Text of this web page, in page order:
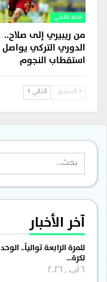
قدم عالمي
من ريبيري إلى صلاح..
الدوري التركي يواصل
استقطاب النجوم
السابق التالي
آخر الأخبار
للمرة الرابعة توالياً..
لكرة…